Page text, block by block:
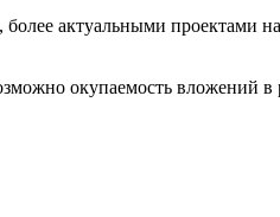
актуальными
окупаемость